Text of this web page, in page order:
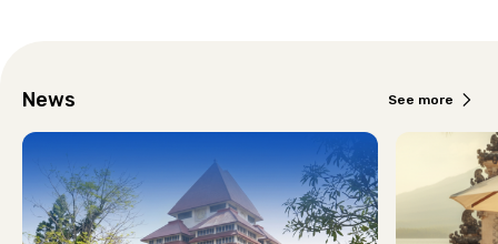
News See more